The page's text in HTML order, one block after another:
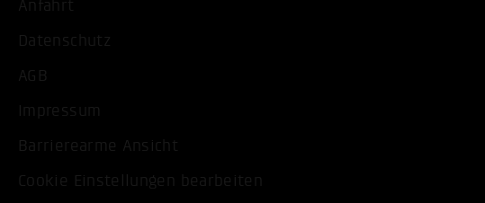
Anfahrt
Datenschutz
AGB
Impressum
Barrierearme Ansicht
Cookie Einstellungen bearbeiten